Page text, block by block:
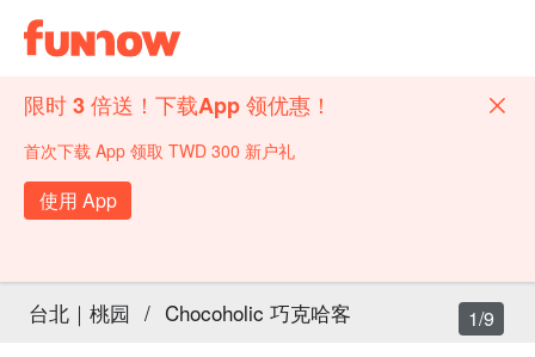
限时 3 倍送！下载App 领优惠！
首次下载 App 领取 TWD 300 新户礼
使用 App
台北｜桃园 / Chocoholic 巧克哈客 1/9